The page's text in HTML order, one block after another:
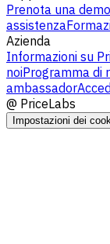
Prenota una demo
assistenza
Azienda
Informazioni su
noiProgramma di
ambassador
@ PriceLabs
Impostazioni dei